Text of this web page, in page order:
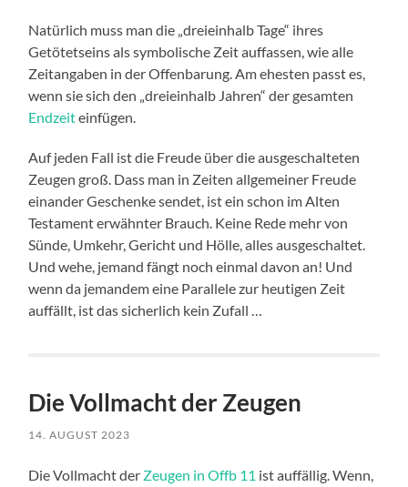
Natürlich muss man die „dreieinhalb Tage“ ihres
Getötetseins als symbolische Zeit auffassen, wie alle
Zeitangaben in der Offenbarung. Am ehesten passt es,
wenn sie sich den „dreieinhalb Jahren“ der gesamten
Endzeiteinfügen.
Auf jeden Fall ist die Freude über die ausgeschalteten
Zeugen groß. Dass man in Zeiten allgemeiner Freude
einander Geschenke sendet, ist ein schon im Alten
Testament erwähnter Brauch. Keine Rede mehr von
Sünde, Umkehr, Gericht und Hölle, alles ausgeschaltet.
Und wehe, jemand fängt noch einmal davon an! Und
wenn da jemandem eine Parallele zur heutigen Zeit
auffällt, ist das sicherlich kein Zufall …
Die Vollmacht der Zeugen
14. AUGUST 2023
Die Vollmacht der Zeugen in Offb 11 ist auffällig. Wenn,